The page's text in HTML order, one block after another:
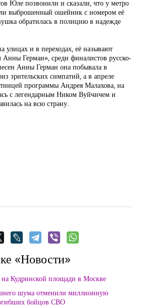
Юле позвонили и сказали, что у метро
выброшенный ошейник с номером её
обратилась в полицию в надежде
улицах и в переходах, её называют
Анны Герман», среди финалистов русско-
Анны Герман она побывала в
зрительских симпатий, а в апреле
программы Андрея Малахова, на
с легендарным Ником Вуйчичем и
на всю страну.
«Новости»
на Кудринской площади в Москве
шума отменили миллионную
бойцов СВО